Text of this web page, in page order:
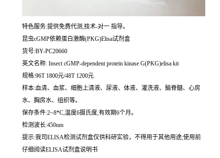
特色服务:提供免费代测,技术-对一 指导。
昆虫cGMP依赖蛋白激酶(PKG)Elisa试剂盒
货号:BY-PC20660
英文名称: Insect cGMP-dependent protein kinase G(PKG)elisa kit
规格:96T 1800元/48T 1200元
样本:血清、血浆、细胞上清液、尿液、体液、灌洗液、脑脊髓、心房
水、胸房水、组织等。
保存条件:2~8*C,温度6摄氏度,有效期6个月。
检测波长:450nm
提示:我司ELISA检测试剂盒仅供科研实验，不得用于其他用途;使用前
仔细阅读ELISA试剂盒说明书